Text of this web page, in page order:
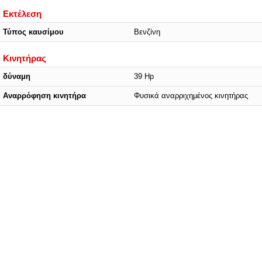
Εκτέλεση
Τύπος καυσίμου Βενζίνη
Κινητήρας
δύναμη 39 Hp
Αναρρόφηση κινητήρα Φυσικά αναρριχημένος κινητήρας